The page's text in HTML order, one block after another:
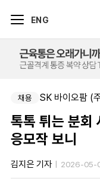
ENG
채용
톡톡 튀는 분회
응모작 보니
김지은 기자 2026-05-